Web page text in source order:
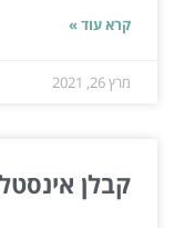
קרא עוד »
מרץ 26, 2021
קבלן